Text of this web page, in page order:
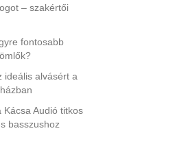
– szakértői
fontosabb
ideális alvásért a
Kácsa Audió titkos
basszushoz